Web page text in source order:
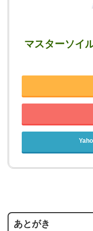
マスターソイ
あとがき